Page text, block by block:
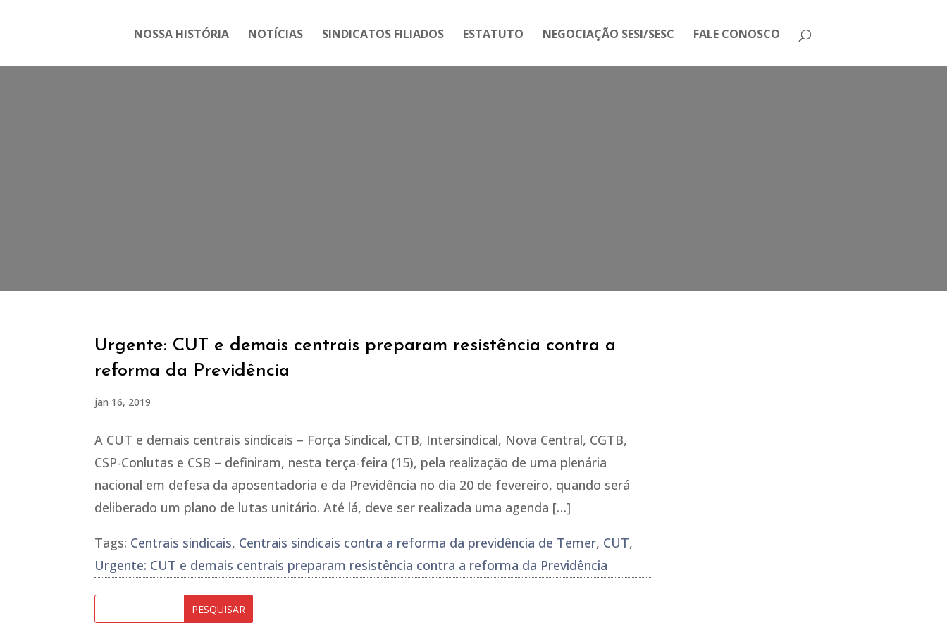
NOSSA HISTÓRIA NOTÍCIAS SINDICATOS FILIADOS ESTATUTO NEGOCIAÇÃO SESI/SESC FALE CONOSCO
Urgente: CUT e demais centrais preparam resistência contra a
reforma da Previdência
jan 16, 2019
A CUT e demais centrais sindicais – Força Sindical, CTB, Intersindical, Nova Central, CGTB,
CSP-Conlutas e CSB – definiram, nesta terça-feira (15), pela realização de uma plenária
nacional em defesa da aposentadoria e da Previdência no dia 20 de fevereiro, quando será
deliberado um plano de lutas unitário. Até lá, deve ser realizada uma agenda […]
Tags: Centrais sindicais, Centrais sindicais contra a reforma da previdência de Temer, CUT,
Urgente: CUT e demais centrais preparam resistência contra a reforma da Previdência